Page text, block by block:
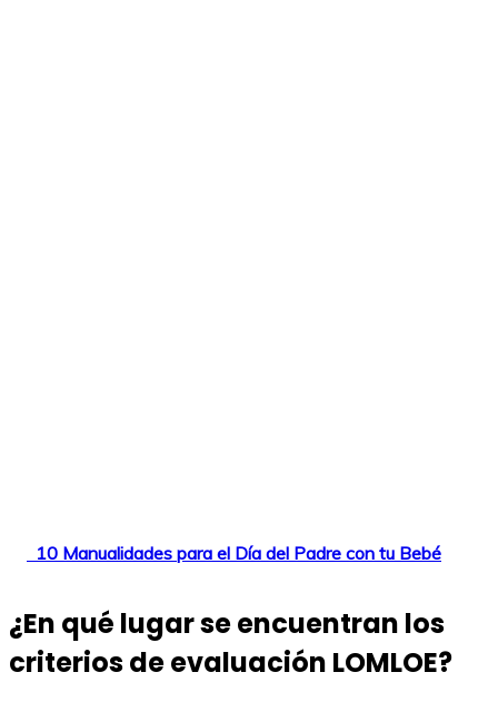
10 Manualidades para el Día del Padre con tu Bebé
¿En qué lugar se encuentran los
criterios de evaluación LOMLOE?